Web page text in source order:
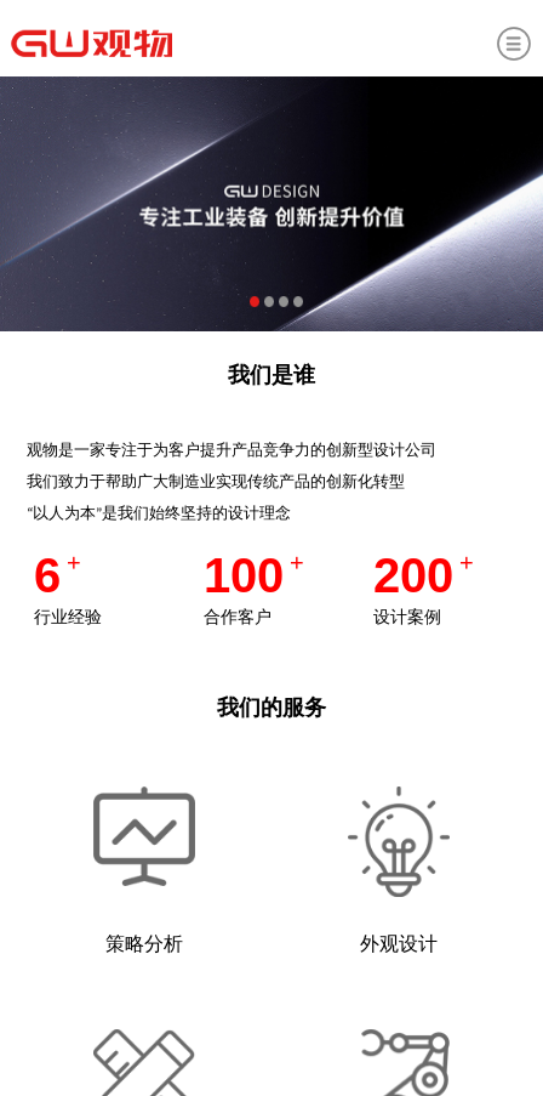
我们是谁
观物是一家专注于为客户提升产品竞争力的创新型设计公司
我们致力于帮助广大制造业实现传统产品的创新化转型
“以人为本”是我们始终坚持的设计理念
6 +
行业经验
100 +
合作客户
200 +
设计案例
我们的服务
策略分析 外观设计